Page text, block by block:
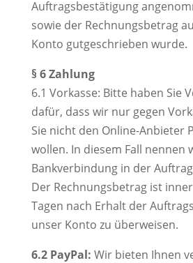
Auftragsbestätigung
sowie der Rechnungsbetrag
Konto gutgeschrieben wurde.
§ 6 Zahlung
6.1 Vorkasse: Bitte haben Sie
dafür, dass wir nur gegen
Sie nicht den Online-Anbieter
wollen. In diesem Fall nennen
Bankverbindung in der
Der Rechnungsbetrag ist
Tagen nach Erhalt der
unser Konto zu überweisen.
6.2 PayPal: Wir bieten Ihnen